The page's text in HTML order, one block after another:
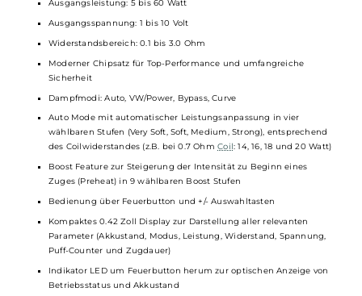
Sichere, magnetische und auch mechanische Verbindung
Kompakte und ergonomische Formgebung
Elegantes und geradliniges Design
Hochwertige Verarbeitung
Material: Aluminium, PCTG und Edelstahl
Betrieb mit 1 x18650er Akkuzelle(nicht im Lieferumfang
enthalten)
Ausgangsleistung: 5 bis 60 Watt